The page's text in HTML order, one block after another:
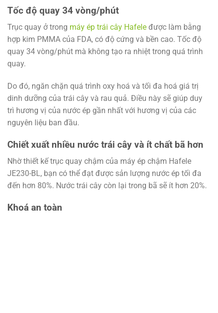
Tốc độ quay 34 vòng/phút
Trục quay ở trong máy ép trái cây Hafele được làm bằng
hợp kim PMMA của FDA, có độ cứng và bền cao. Tốc độ
quay 34 vòng/phút mà không tạo ra nhiệt trong quá trình
quay.
Do đó, ngăn chặn quá trình oxy hoá và tối đa hoá giá trị
dinh dưỡng của trái cây và rau quả. Điều này sẽ giúp duy
trì hương vị của nước ép gần nhất với hương vị của các
nguyên liệu ban đầu.
Chiết xuất nhiều nước trái cây và ít chất bã hơn
Nhờ thiết kế trục quay chậm của máy ép chậm Hafele
JE230-BL, bạn có thể đạt được sản lượng nước ép tối đa
đến hơn 80%. Nước trái cây còn lại trong bã sẽ ít hơn 20%.
Khoá an toàn